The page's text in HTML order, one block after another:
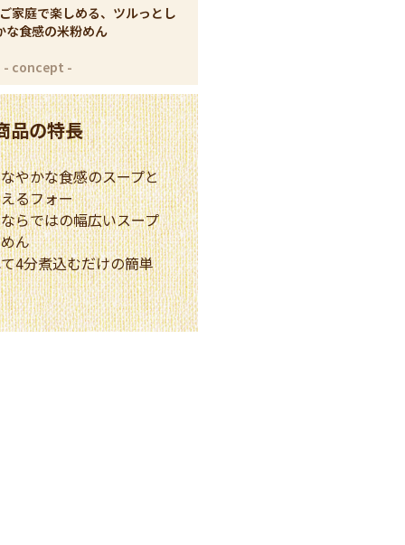
家庭で楽しめる、ツルっとし
な食感の米粉めん
品の特長
やかな食感のスープと
るフォー
らではの幅広いスープ
ん
4分煮込むだけの簡単